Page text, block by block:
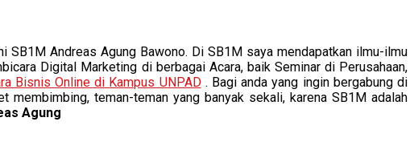
Andreas Agung Bawono. Di SB1M saya mendapatkan ilmu-ilmu
Digital Marketing di berbagai Acara, baik Seminar di Perusahaan,
Bisnis Online di Kampus UNPAD. Bagi anda yang ingin bergabung di
membimbing, teman-teman yang banyak sekali, karena SB1M adalah
Agung